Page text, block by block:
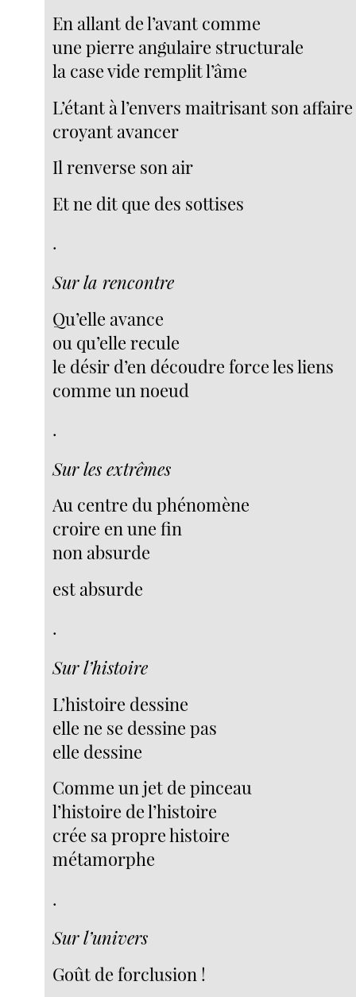
En allant de l’avant comme
une pierre angulaire structurale
la case vide remplit l’âme
L’étant à l’envers maitrisant son affaire
croyant avancer
Il renverse son air
Et ne dit que des sottises
.
Sur la rencontre
Qu’elle avance
ou qu’elle recule
le désir d’en découdre force les liens
comme un noeud
.
Sur les extrêmes
Au centre du phénomène
croire en une fin
non absurde
est absurde
.
Sur l’histoire
L’histoire dessine
elle ne se dessine pas
elle dessine
Comme un jet de pinceau
l’histoire de l’histoire
crée sa propre histoire
métamorphe
.
Sur l’univers
Goût de forclusion !